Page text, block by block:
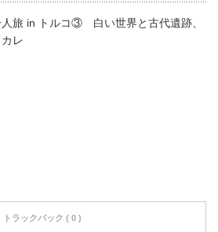
人旅 in トルコ③ 白い世界と古代遺跡、
レ
トラックバック ( 0 )